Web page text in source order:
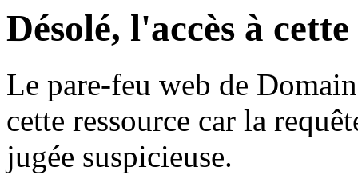
Désolé, l'accès à
Le pare-feu web de
cette ressource car la
jugée suspicieuse.